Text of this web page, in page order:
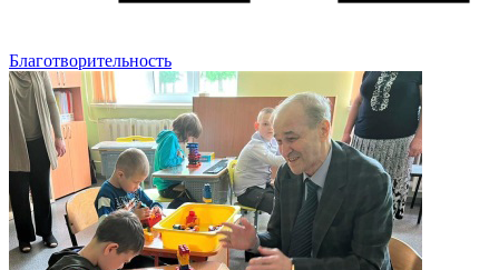
Благотворительность